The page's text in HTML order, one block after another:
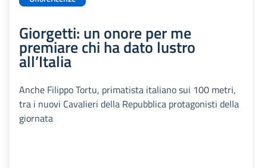
Giorgetti: un onore per me
premiare chi ha dato lustro
all’Italia
Anche Filippo Tortu, primatista italiano sui 100 metri,
tra i nuovi Cavalieri della Repubblica protagonisti della
giornata